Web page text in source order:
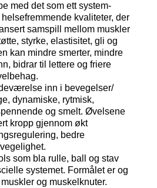
med det som ett system-
kvaliteter, der
samspill mellom muskler
styrke, elastisitet, gli og
kan mindre smerter, mindre
bidrar til lettere og friere
inn i bevegelser/
dynamiske, rytmisk,
og smelt. Øvelsene
kropp gjennom økt
bedre
som bla rulle, ball og stav
systemet. Formålet er og
og muskelknuter.